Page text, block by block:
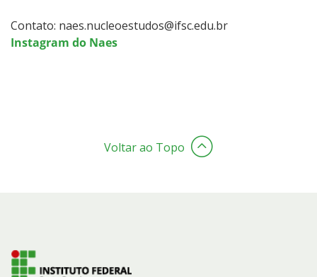
Contato: naes.nucleoestudos@ifsc.edu.br
Instagram do Naes
Voltar ao Topo